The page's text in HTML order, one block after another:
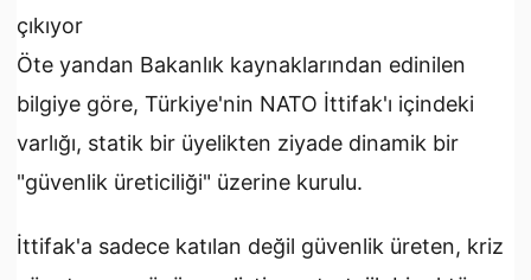
çıkıyor
Öte yandan Bakanlık kaynaklarından edinilen
bilgiye göre, Türkiye'nin NATO İttifak'ı içindeki
varlığı, statik bir üyelikten ziyade dinamik bir
"güvenlik üreticiliği" üzerine kurulu.
İttifak'a sadece katılan değil güvenlik üreten, kriz